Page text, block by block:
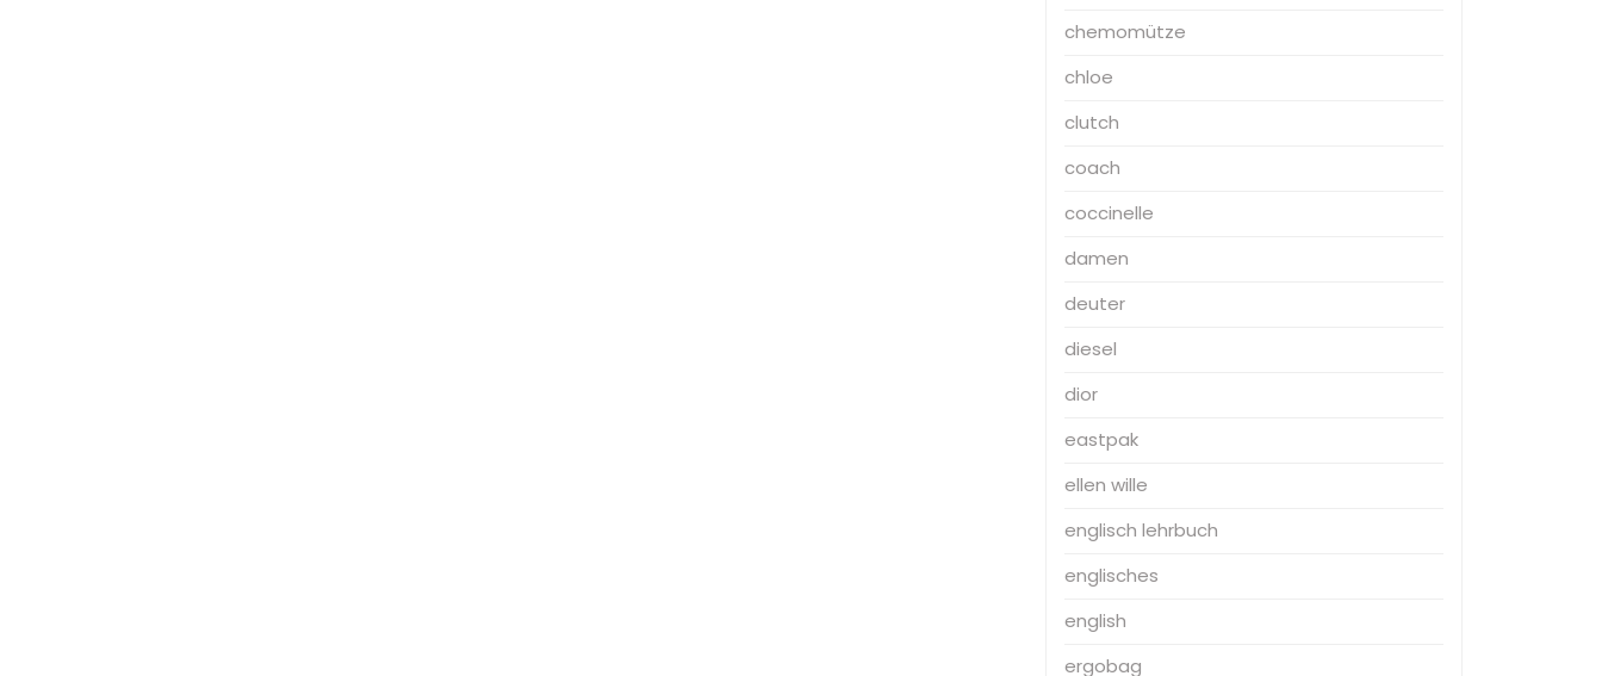
chemomütze
chloe
clutch
coach
coccinelle
damen
deuter
diesel
dior
eastpak
ellen wille
englisch lehrbuch
englisches
english
ergobag